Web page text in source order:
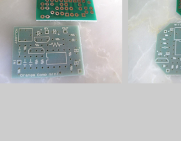
Orange Comp Miniプリント基板
¥700
Vintage